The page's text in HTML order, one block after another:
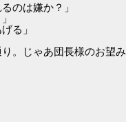
のは嫌か？」
る」
。じゃあ団長様のお望